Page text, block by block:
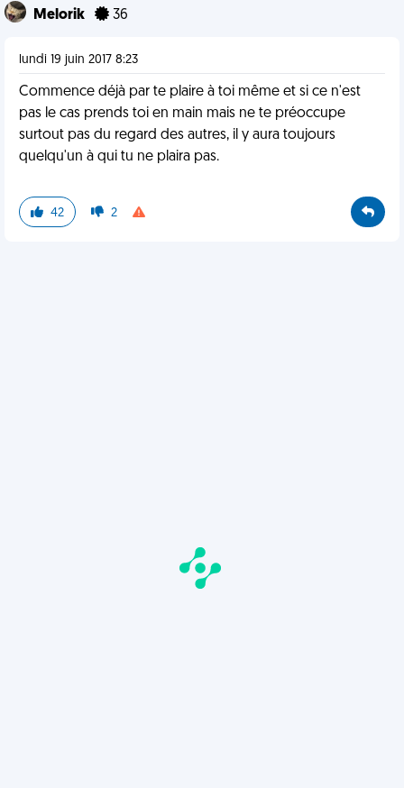
Melorik 36
lundi 19 juin 2017 8:23
Commence déjà par te plaire à toi même et si ce n'est
pas le cas prends toi en main mais ne te préoccupe
surtout pas du regard des autres, il y aura toujours
quelqu'un à qui tu ne plaira pas.
42 2